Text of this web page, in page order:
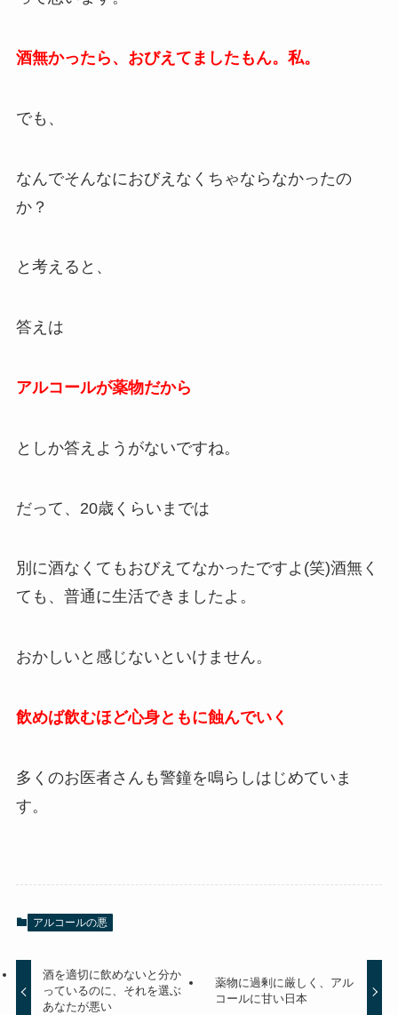
酒無かったら、おびえてましたもん。私。
でも、
なんでそんなにおびえなくちゃならなかったの
か？
と考えると、
答えは
アルコールが薬物だから
としか答えようがないですね。
だって、20歳くらいまでは
別に酒なくてもおびえてなかったですよ(笑)酒無く
ても、普通に生活できましたよ。
おかしいと感じないといけません。
飲めば飲むほど心身ともに蝕んでいく
多くのお医者さんも警鐘を鳴らしはじめていま
す。
アルコールの悪
酒を適切に飲めないと分か
っているのに、それを選ぶ
あなたが悪い
薬物に過剰に厳しく、アル
コールに甘い日本